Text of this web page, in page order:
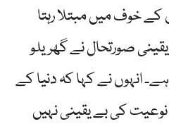
کے خوف میں مبتلا رہتا
صورتحال نے گھریلو
انہوں نے کہا کہ دنیا کے
کی بے یقینی نہیں